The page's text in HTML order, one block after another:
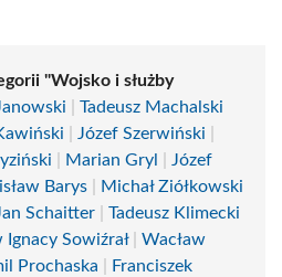
"Wojsko i służby
Tadeusz Machalski
Józef Szerwiński
Marian Gryl
Józef
Barys
Michał Ziółkowski
Schaitter
Tadeusz Klimecki
Ignacy Sowiźrał| Wacław
Prochaska Franciszek